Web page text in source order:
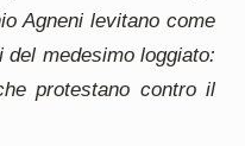
Agneni levitano come
medesimo loggiato:
protestano contro il